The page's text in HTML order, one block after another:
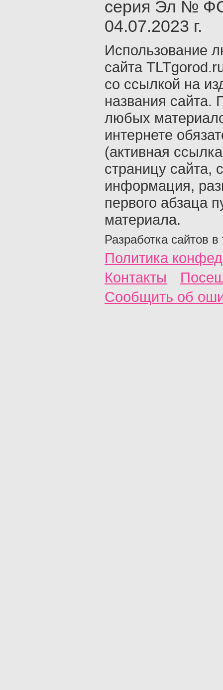
серия Эл №
04.07.2023 г.
Использование
сайта
со ссылкой на
названия сайта.
любых
интернете
(активная
страницу сайта,
информация,
первого абзаца
материала.
Разработка сайтов в
Политика
Контакты
Сообщить об